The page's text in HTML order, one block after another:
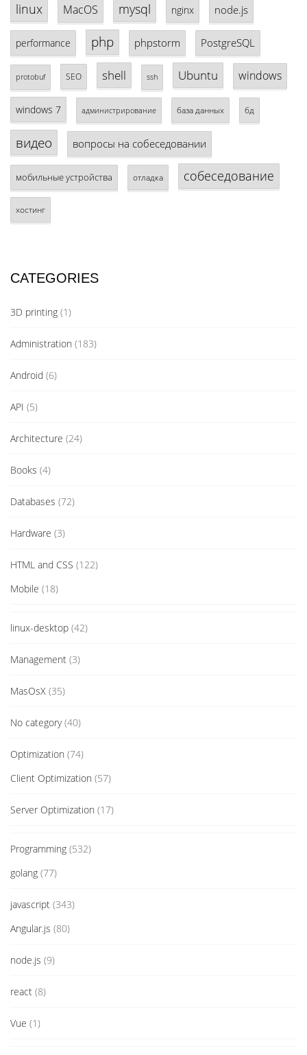
linux MacOS mysql nginx node.js
performance php phpstorm PostgreSQL
protobuf SEO shell ssh Ubuntu windows
windows 7 администрирование база данных бд
видео вопросы на собеседовании
мобильные устройства отладка собеседование
хостинг
CATEGORIES
3D printing (1)
Administration (183)
Android (6)
API (5)
Architecture (24)
Books (4)
Databases (72)
Hardware (3)
HTML and CSS (122)
Mobile (18)
linux-desktop (42)
Management (3)
MasOsX (35)
No category(40)
Optimization (74)
Client Optimization (57)
Server Optimization (17)
Programming (532)
golang (77)
javascript (343)
Angular.js (80)
node.js (9)
react (8)
Vue (1)